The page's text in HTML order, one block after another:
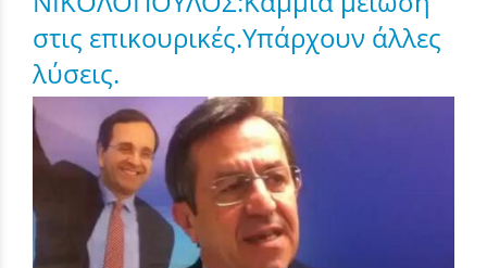
στις επικουρικές.Υπάρχουν άλλες
λύσεις.